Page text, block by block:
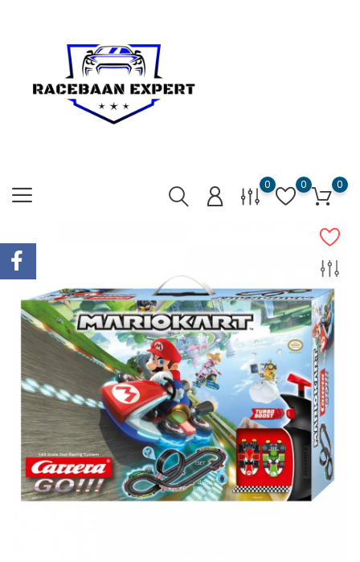
0 0 0